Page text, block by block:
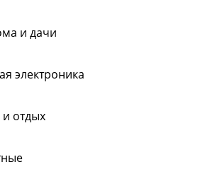
и дачи
электроника
отдых